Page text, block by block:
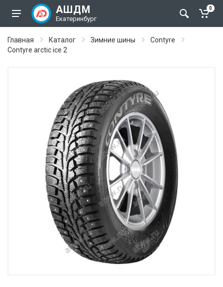
АШДМ
Екатеринбург
0
Главная Каталог Зимние шины
Contyre
Contyre arctic ice 2